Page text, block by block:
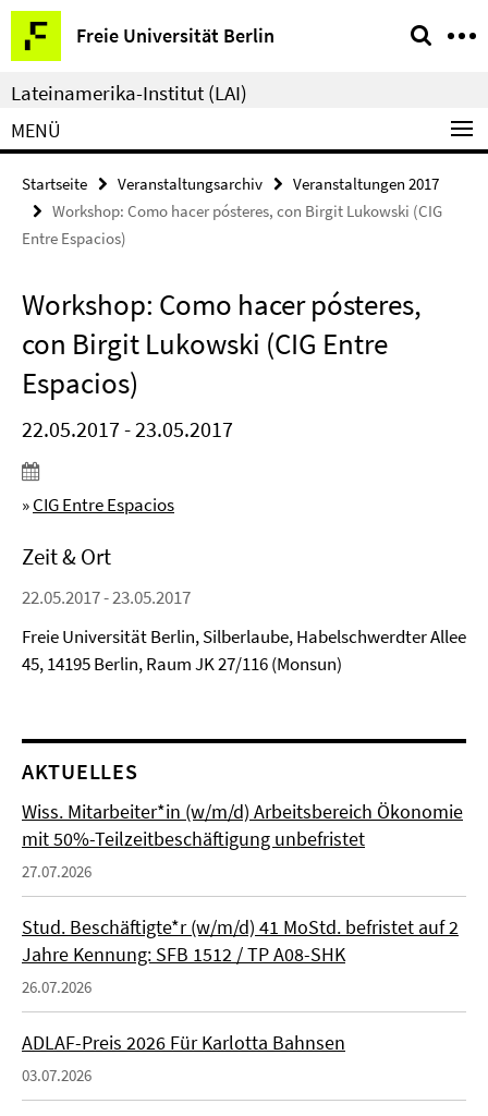
Springe
direkt
zu
Inhalt
Freie Universität Berlin
Service-
Navigation
Lateinamerika-Institut (LAI)
MENÜ
Startseite Veranstaltungsarchiv
Veranstaltungen 2017
Workshop: Como hacer pósteres, con Birgit Lukowski (CIG
Entre Espacios)
Workshop: Como hacer pósteres,
con Birgit Lukowski (CIG Entre
Espacios)
22.05.2017 - 23.05.2017
»CIG Entre Espacios
Zeit & Ort
22.05.2017 - 23.05.2017
Freie Universität Berlin, Silberlaube, Habelschwerdter Allee
45, 14195 Berlin, Raum JK 27/116 (Monsun)
AKTUELLES
Wiss. Mitarbeiter*in (w/m/d) Arbeitsbereich Ökonomie
mit 50%-Teilzeitbeschäftigung unbefristet
27.07.2026
Stud. Beschäftigte*r (w/m/d) 41 MoStd. befristet auf 2
Jahre Kennung: SFB 1512 / TP A08-SHK
26.07.2026
ADLAF-Preis 2026 Für Karlotta Bahnsen
03.07.2026